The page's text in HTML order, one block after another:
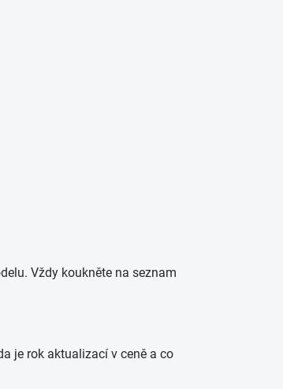
Vždy koukněte na seznam
je rok aktualizací v ceně a co